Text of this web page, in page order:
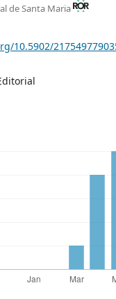
de Santa Maria
10.5902/